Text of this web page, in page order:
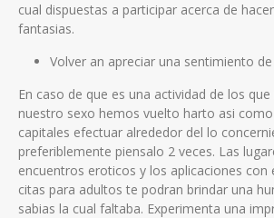
cual dispuestas a participar acerca de
fantasias.
Volver an apreciar una sentimiento de
En caso de que es una actividad de los
nuestro sexo hemos vuelto harto asi­
capitales efectuar alrededor del lo
preferiblemente piensalo 2 veces. Las
encuentros eroticos y los aplicaciones con
citas para adultos te podran brindar una
sabias la cual faltaba. Experimenta una